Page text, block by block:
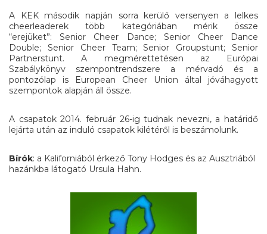
A KEK második napján sorra kerülő versenyen a lelkes
cheerleaderek több kategóriában mérik össze
“erejüket”: Senior Cheer Dance; Senior Cheer Dance
Double; Senior Cheer Team; Senior Groupstunt; Senior
Partnerstunt. A megmérettetésen az Európai
Szabálykönyv szempontrendszere a mérvadó és a
pontozólap is European Cheer Union által jóváhagyott
szempontok alapján áll össze.
A csapatok 2014. február 26-ig tudnak nevezni, a határidő
lejárta után az induló csapatok kilétéről is beszámolunk.
Bírók: a Kaliforniából érkező Tony Hodges és az Ausztriából
hazánkba látogató Ursula Hahn.